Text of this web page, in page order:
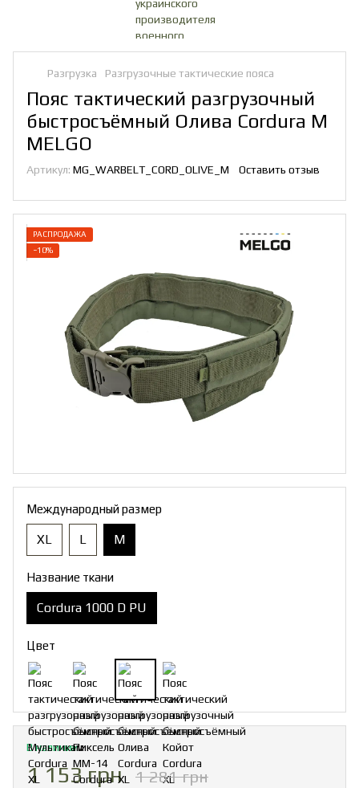
Разгрузка Разгрузочные тактические пояса
Пояс тактический разгрузочный
быстросъёмный Олива Cordura M
MELGO
Артикул: MG_WARBELT_CORD_OLIVE_M Оставить отзыв
РАСПРОДАЖА
−10%
Международный размер
XL L M
Название ткани
Cordura 1000 D PU
Цвет
В наличии
1 153 грн 1 281 грн